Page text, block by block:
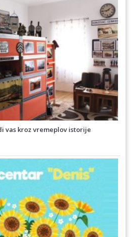
vas kroz vremeplov istorije